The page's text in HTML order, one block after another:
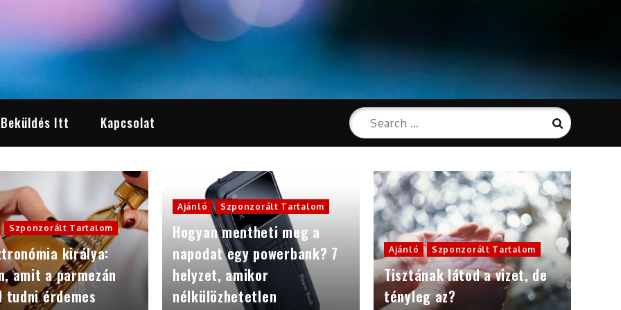
Itt Kapcsolat
Search
for:
Search
Szponzorált Tartalom
királya:
amit a parmezán
érdemes
Ajánló Szponzorált Tartalom
Hogyan mentheti meg a
napodat egy powerbank? 7
helyzet, amikor
nélkülözhetetlen
Ajánló Szponzorált Tartalom
Tisztának látod a vizet, de
tényleg az?